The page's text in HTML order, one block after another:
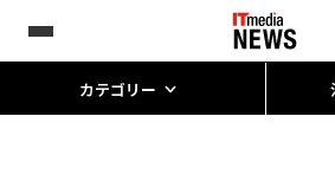
カテゴリー